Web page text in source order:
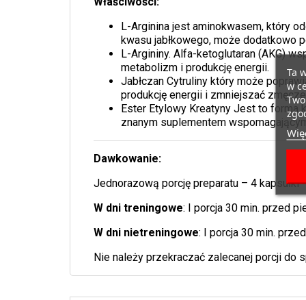
L-Arginina jest aminokwasem, który
kwasu jabłkowego, może dodatkowo
L-Argininy. Alfa-ketoglutaran (AKG)
metabolizm i produkcję energii.
Jabłczan Cytruliny który może
produkcję energii i zmniejszać
Ester Etylowy Kreatyny Jest to forma
znanym suplementem
Dawkowanie:
Jednorazową porcję preparatu – 4
W dni treningowe: I porcja 30 min. przed
W dni nietreningowe: I porcja 30 min.
Nie należy przekraczać zalecanej porcji do
Ta
w